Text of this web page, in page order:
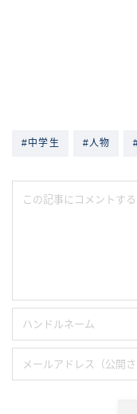
#中学生 #人物